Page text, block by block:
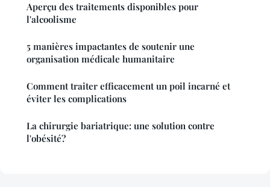
Aperçu des traitements disponibles pour
l'alcoolisme
5 manières impactantes de soutenir une
organisation médicale humanitaire
Comment traiter efficacement un poil incarné et
éviter les complications
La chirurgie bariatrique: une solution contre
l'obésité?